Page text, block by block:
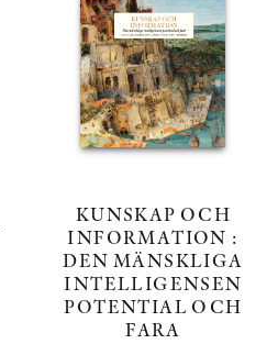
KUNSKAP OCH
INFORMATION :
DEN MÄNSKLIGA
INTELLIGENSEN
POTENTIAL OCH
FARA